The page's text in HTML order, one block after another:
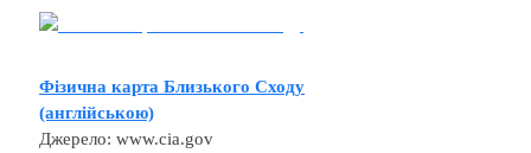
Фізична карта Близького Сходу
(англійською)
Джерело: www.cia.gov